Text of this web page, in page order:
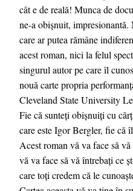
cât e de reală! Munca de
ne-a obișnuit, impresionantă.
care ar putea rămâne
acest roman, nici la felul
singurul autor pe care îl
nouă carte propria
Cleveland State University
Fie că sunteți obișnuiți cu
care este Igor Bergler, fie că
Acest roman vă va face să
vă va face să vă întrebați ce
care toți credem că le